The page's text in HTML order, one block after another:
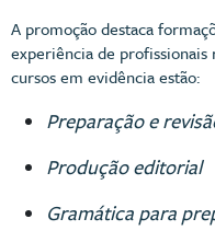
A promoção destaca
experiência de
cursos em evidência estão:
Preparação e
Produção editorial
Gramática para